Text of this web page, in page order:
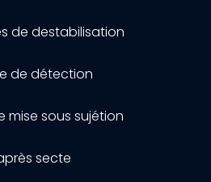
de destabilisation
de détection
mise sous sujétion
secte